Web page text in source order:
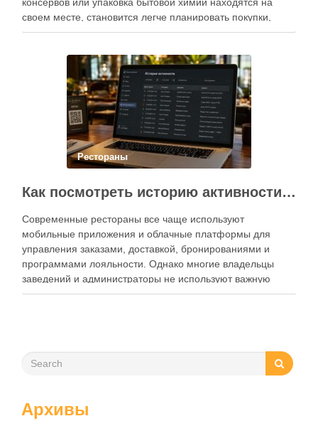
своем месте, становится легче планировать покупки,
готовить блюда и избегать лишних расходов.
перестал быть исключительно способом подготовки к …
Рестораны
Как посмотреть историю активности приложения для ресторана и зачем это нужно бизнесу
Современные рестораны все чаще используют
мобильные приложения и облачные платформы для
управления заказами, доставкой, бронированиями и
программами лояльности. Однако многие владельцы
заведений и администраторы не используют важную
функцию — просмотр истории активности приложения.
Архивы